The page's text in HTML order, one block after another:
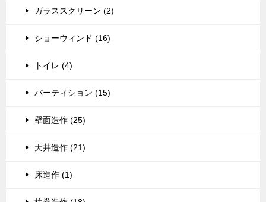
ガラススクリーン (2)
ショーウィンド (16)
トイレ (4)
パーティション (15)
壁面造作 (25)
天井造作 (21)
床造作 (1)